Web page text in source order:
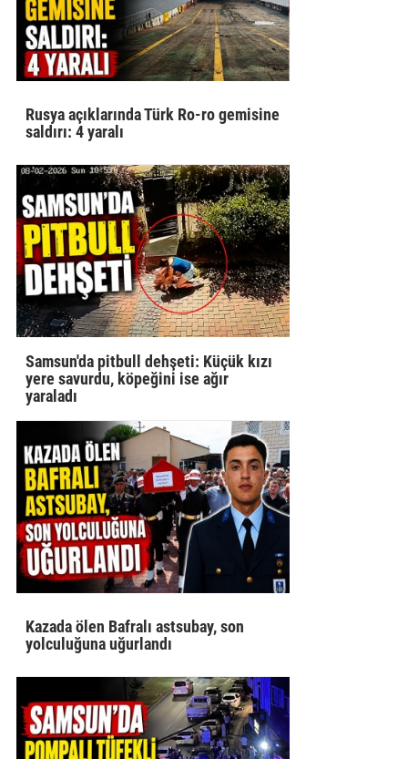
Rusya açıklarında Türk Ro-ro gemisine
saldırı: 4 yaralı
Samsun'da pitbull dehşeti: Küçük kızı
yere savurdu, köpeğini ise ağır
yaraladı
Kazada ölen Bafralı astsubay, son
yolculuğuna uğurlandı